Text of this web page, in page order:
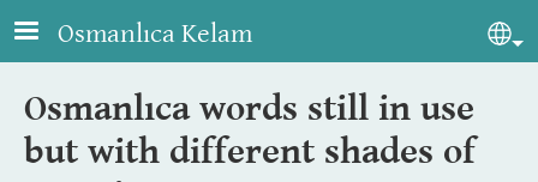
Skip to main content
Osmanlıca Kelam
Osmanlıca words still in use
but with different shades of